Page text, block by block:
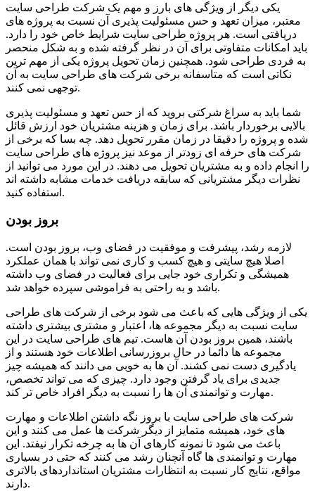
یکی دیگر از ویژگی های بارز و مهم یک شرکت طراحی سایت
معتبر، میزان تعهد و حس مسئولیت پذیری آن نسبت به پروژه های
دریافتی است. هر پروژه طراحی سایت شرایط خاص خود را دارد.
باید امکانات متفاوتی برای آن در نظر گرفته شده و به شکل منحصر
به فردی طراحی شود. همچنین زمان تحویل پروژه یکی از مهم ترین
نکاتی است که متاسفانه برخی شرکت های طراحی سایت به آن
توجهی نمی کنند.
شما باید به سراغ شرکتی بروید که از حس تعهد و مسئولیت پذیری
بالایی برخوردار باشد. برای زمان و هزینه مشتریان خود ارزش قائل
شده و پروژه را دقیقا در زمان مقرر تحویل دهد. چه بسا که برخی از
شرکت های حرفه ای زودتر از موعد نیز پروژه های طراحی سایت
را انجام داده و به مشتریان تحویل می دهند. در این مورد می توانید از
نظرات دیگر مشتریانی که سابقه دریافت خدمات مشابه داشته اند
استفاده کنید.
بروز بودن
لازمه رشد، پیشرفت و موفقیت در فضای وب، بروز بودن است.
اصلا هیچ سایتی و هیچ کسب و کاری نمی تواند با همان عملکرد
همیشگی و تکراری خود جایی برای فعالیت در فضای وب داشته
باشد و به راحتی به فراموشی سپرده خواهد شد.
یکی از ویژگی هایی که باعث می شود برخی از شرکت های طراحی
سایت نسبت به دیگر مجموعه ها، اعتبار و مشتری بیشتری داشته
باشند، همین بروز بودن آن هاست. تیم های طراحی سایت در این
مجموعه ها دائما در حال بروزرسانی اطلاعات خود هستند و از
یادگیری دست نمی کشند. آن ها به خوبی می دانند که همیشه چیز
جدیدی برای یاد گرفتن وجود دارد. چیزی که می تواند تخصص،
مهارت و توانمندی آن ها را نسبت به دیگر افراد خاص تر کند.
شرکت های طراحی سایت با بروز نگه داشتن اطلاعات و مهارت
های خود، همیشه متمایز از دیگر شرکت ها عمل می کنند و این
باعث می شود تا نمونه کارهای آن ها به چرخه تکرار نیفتد. این
مهارت و توانمندی ها گاه آنچنان رشد می کنند که حتی در بسیاری
مواقع، نتایج کار نسبت به انتظارات مشتریان استانداردهای بالاتری
دارند.